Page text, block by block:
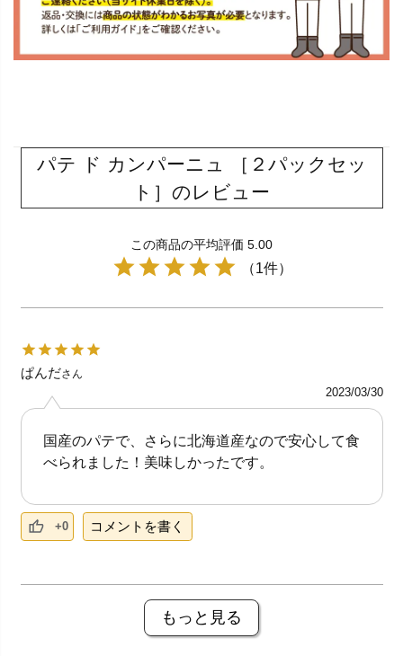
パテ ド カンパーニュ ［２パックセッ
ト］のレビュー
この商品の平均評価 5.00
（1件）
ぱんださん
2023/03/30
国産のパテで、さらに北海道産なので安心して食
べられました！美味しかったです。
+0 コメントを書く
もっと見る